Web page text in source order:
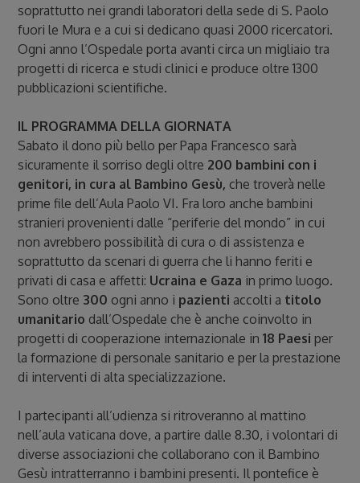
soprattutto nei grandi laboratori della sede di S. Paolo
fuori le Mura e a cui si dedicano quasi 2000 ricercatori.
Ogni anno l’Ospedale porta avanti circa un migliaio tra
progetti di ricerca e studi clinici e produce oltre 1300
pubblicazioni scientifiche.
IL PROGRAMMA DELLA GIORNATA
Sabato il dono più bello per Papa Francesco sarà
sicuramente il sorriso degli oltre 200 bambini con i
genitori, in cura al Bambino Gesù, che troverà nelle
prime file dell’Aula Paolo VI. Fra loro anche bambini
stranieri provenienti dalle “periferie del mondo” in cui
non avrebbero possibilità di cura o di assistenza e
soprattutto da scenari di guerra che li hanno feriti e
privati di casa e affetti: Ucraina e Gaza in primo luogo.
Sono oltre 300 ogni anno i pazienti accolti a titolo
umanitario dall’Ospedale che è anche coinvolto in
progetti di cooperazione internazionale in18 Paesi per
la formazione di personale sanitario e per la prestazione
di interventi di alta specializzazione.
I partecipanti all’udienza si ritroveranno al mattino
nell’aula vaticana dove, a partire dalle 8.30, i volontari di
diverse associazioni che collaborano con il Bambino
Gesù intratterranno i bambini presenti. Il pontefice è